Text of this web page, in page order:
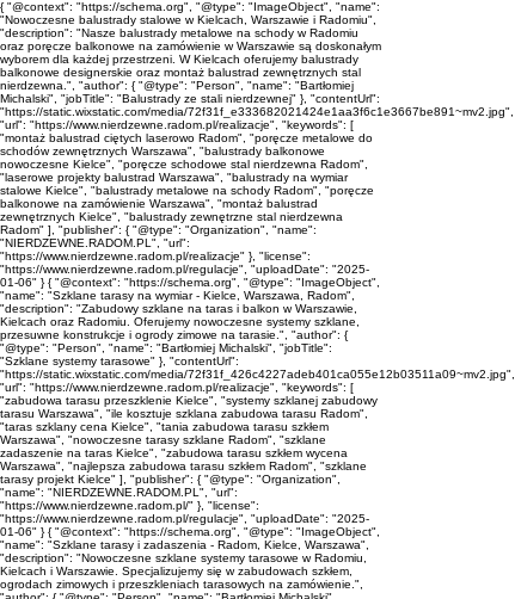
{ "@context": "https://schema.org", "@type": "ImageObject", "name":
"Nowoczesne balustrady stalowe w Kielcach, Warszawie i Radomiu",
"description": "Nasze balustrady metalowe na schody w Radomiu
oraz poręcze balkonowe na zamówienie w Warszawie są doskonałym
wyborem dla każdej przestrzeni. W Kielcach oferujemy balustrady
balkonowe designerskie oraz montaż balustrad zewnętrznych stal
nierdzewna.", "author": { "@type": "Person", "name": "Bartłomiej
Michalski", "jobTitle": "Balustrady ze stali nierdzewnej" }, "contentUrl":
"https://static.wixstatic.com/media/72f31f_e333682021424e1aa3f6c1e3667be891~mv2.jpg",
"url": "https://www.nierdzewne.radom.pl/realizacje", "keywords": [
"montaż balustrad ciętych laserowo Radom", "poręcze metalowe do
schodów zewnętrznych Warszawa", "balustrady balkonowe
nowoczesne Kielce", "poręcze schodowe stal nierdzewna Radom",
"laserowe projekty balustrad Warszawa", "balustrady na wymiar
stalowe Kielce", "balustrady metalowe na schody Radom", "poręcze
balkonowe na zamówienie Warszawa", "montaż balustrad
zewnętrznych Kielce", "balustrady zewnętrzne stal nierdzewna
Radom" ], "publisher": { "@type": "Organization", "name":
"NIERDZEWNE.RADOM.PL", "url":
"https://www.nierdzewne.radom.pl/realizacje" }, "license":
"https://www.nierdzewne.radom.pl/regulacje", "uploadDate": "2025-
01-06" } { "@context": "https://schema.org", "@type": "ImageObject",
"name": "Szklane tarasy na wymiar - Kielce, Warszawa, Radom",
"description": "Zabudowy szklane na taras i balkon w Warszawie,
Kielcach oraz Radomiu. Oferujemy nowoczesne systemy szklane,
przesuwne konstrukcje i ogrody zimowe na tarasie.", "author": {
"@type": "Person", "name": "Bartłomiej Michalski", "jobTitle":
"Szklane systemy tarasowe" }, "contentUrl":
"https://static.wixstatic.com/media/72f31f_426c4227adeb401ca055e12b03511a09~mv2.jpg",
"url": "https://www.nierdzewne.radom.pl/realizacje", "keywords": [
"zabudowa tarasu przeszklenie Kielce", "systemy szklanej zabudowy
tarasu Warszawa", "ile kosztuje szklana zabudowa tarasu Radom",
"taras szklany cena Kielce", "tania zabudowa tarasu szkłem
Warszawa", "nowoczesne tarasy szklane Radom", "szklane
zadaszenie na taras Kielce", "zabudowa tarasu szkłem wycena
Warszawa", "najlepsza zabudowa tarasu szkłem Radom", "szklane
tarasy projekt Kielce" ], "publisher": { "@type": "Organization",
"name": "NIERDZEWNE.RADOM.PL", "url":
"https://www.nierdzewne.radom.pl/" }, "license":
"https://www.nierdzewne.radom.pl/regulacje", "uploadDate": "2025-
01-06" } { "@context": "https://schema.org", "@type": "ImageObject",
"name": "Szklane tarasy i zadaszenia - Radom, Kielce, Warszawa",
"description": "Nowoczesne szklane systemy tarasowe w Radomiu,
Kielcach i Warszawie. Specjalizujemy się w zabudowach szkłem,
ogrodach zimowych i przeszkleniach tarasowych na zamówienie.",